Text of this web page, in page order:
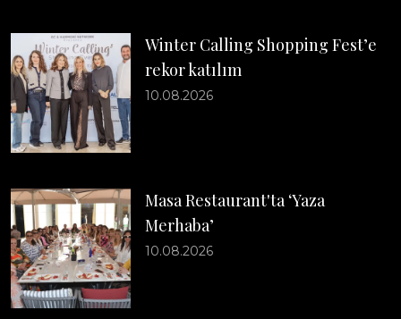
Winter Calling Shopping Fest’e
rekor katılım
10.08.2026
Masa Restaurant'ta ‘Yaza
Merhaba’
10.08.2026